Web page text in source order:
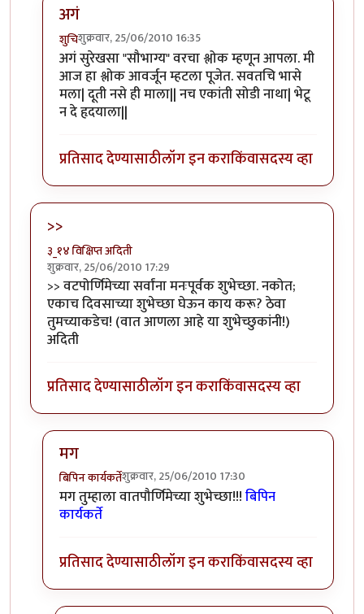
अगं
शुचिशुक्रवार, 25/06/2010 16:35
In reply toशुची हेbyस्पंदना
अगं सुरेखसा "सौभाग्य" वरचा श्लोक म्हणून आपला. मी
आज हा श्लोक आवर्जून म्हटला पूजेत. सवतचि भासे
मला| दूती नसे ही माला|| नच एकांती सोडी नाथा| भेटू
न दे हृदयाला||
प्रतिसाद देण्यासाठीलॉग इन कराकिंवासदस्य व्हा
>>
३_१४ विक्षिप्त अदिती
शुक्रवार, 25/06/2010 17:29
>> वटपोर्णिमेच्या सर्वांना मनःपूर्वक शुभेच्छा. नकोत;
एकाच दिवसाच्या शुभेच्छा घेऊन काय करू? ठेवा
तुमच्याकडेच! (वात आणला आहे या शुभेच्छुकांनी!)
अदिती
प्रतिसाद देण्यासाठीलॉग इन कराकिंवासदस्य व्हा
मग
बिपिन कार्यकर्तेशुक्रवार, 25/06/2010 17:30
In reply to>>by३_१४ विक्षिप्त अदिती
मग तुम्हाला वातपौर्णिमेच्या शुभेच्छा!!!बिपिन
कार्यकर्ते
प्रतिसाद देण्यासाठीलॉग इन कराकिंवासदस्य व्हा